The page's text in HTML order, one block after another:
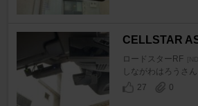
CELLSTAR
ロードスターRF
しながわはろうさん
27
0